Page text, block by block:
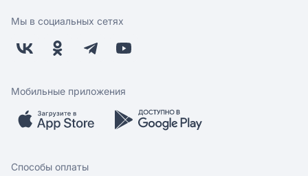
Поставщикам
Заводчикам
Обратная связь
Оплата
Бонусная программа
Скидки и акции
Мобильное приложение
Мы в социальных сетях
Мобильные приложения
Способы оплаты